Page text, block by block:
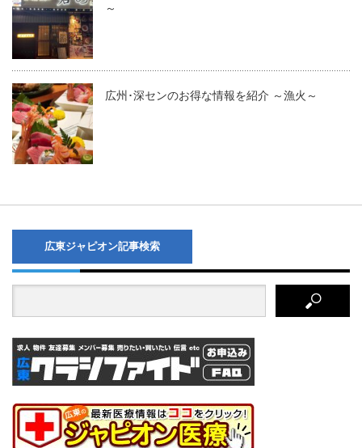
～
広州･深センのお得な情報を紹介 ～漁火～
広東ジャピオン記事検索